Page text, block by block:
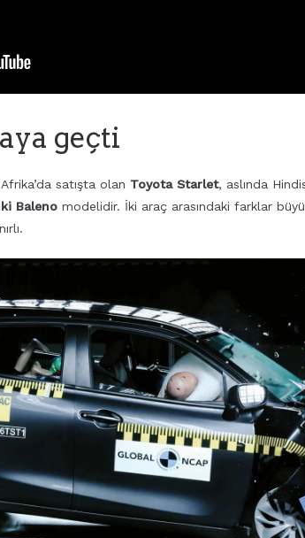
geçti
satışta olan Toyota Starlet, aslında
Baleno modelidir. İki araç arasındaki farklar